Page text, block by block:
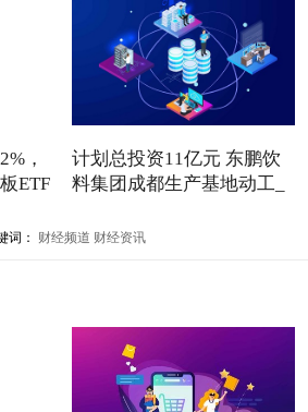
，
ETF
计划总投资11亿元 东鹏饮
料集团成都生产基地动工_
词： 财经频道 财经资讯